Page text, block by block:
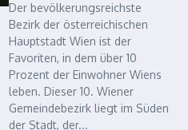
Der bevölkerungsreichste
Bezirk der österreichischen
Hauptstadt Wien ist der
Favoriten, in dem über 10
Prozent der Einwohner Wiens
leben. Dieser 10. Wiener
Gemeindebezirk liegt im Süden
der Stadt, der...